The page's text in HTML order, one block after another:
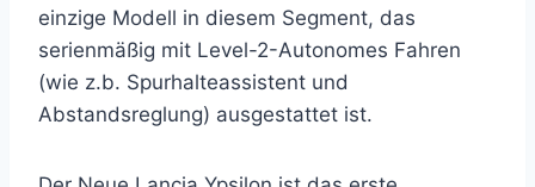
einzige Modell in diesem Segment, das
serienmäßig mit Level-2-Autonomes Fahren
(wie z.b. Spurhalteassistent und
Abstandsreglung) ausgestattet ist.